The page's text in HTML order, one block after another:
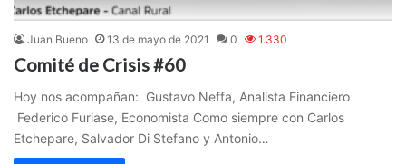
Juan Bueno 13 de mayo de 2021 0 1.330
Comité de Crisis #60
Hoy nos acompañan: Gustavo Neffa, Analista Financiero
Federico Furiase, Economista Como siempre con Carlos
Etchepare, Salvador Di Stefano y Antonio…